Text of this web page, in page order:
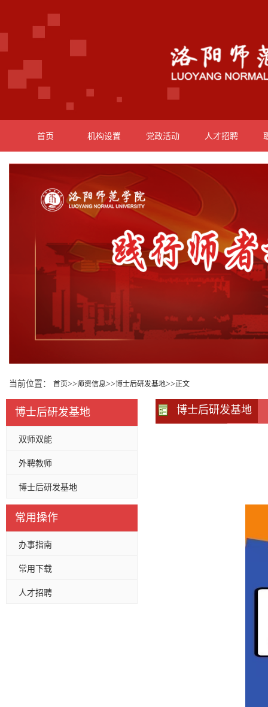
首页 机构设置 党政活动 人才招聘
当前位置： 首页>>师资信息>>博士后研发基地>>正文
博士后研发基地
双师双能
外聘教师
博士后研发基地
常用操作
办事指南
常用下载
人才招聘
博士后研发基地